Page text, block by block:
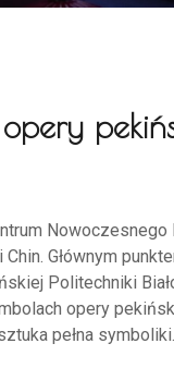
Głównym
Politechniki
opery
pełna